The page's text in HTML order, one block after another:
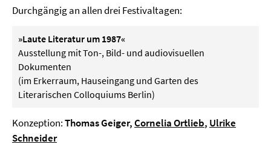
Durchgängig an allen drei Festivaltagen:
»Laute Literatur um 1987«
Ausstellung mit Ton-, Bild- und audiovisuellen
Dokumenten
(im Erkerraum, Hauseingang und Garten des
Literarischen Colloquiums Berlin)
Konzeption:Thomas Geiger,Cornelia Ortlieb, Ulrike
Schneider